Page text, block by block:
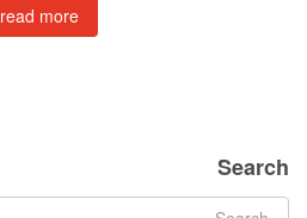
read more
Search